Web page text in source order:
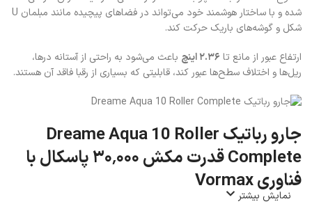
شده و با ساختار هوشمند خود می‌تواند در فضاهای پیچیده مانند مبلمان U
شکل و گوشه‌های باریک حرکت کند.
ارتفاع عبور از مانع تا ۲.۳۶ اینچ
باعث می‌شود به‌ راحتی از آستانه درها،
ریل‌ها و اختلاف سطح‌ها عبور کند، قابلیتی که بسیاری از رقبا فاقد آن هستند.
جارو رباتیک Dreame Aqua 10 Roller
Complete قدرت مکش ۳۰٬۰۰۰ پاسکال با
فناوری Vormax
نمایش بیشتر